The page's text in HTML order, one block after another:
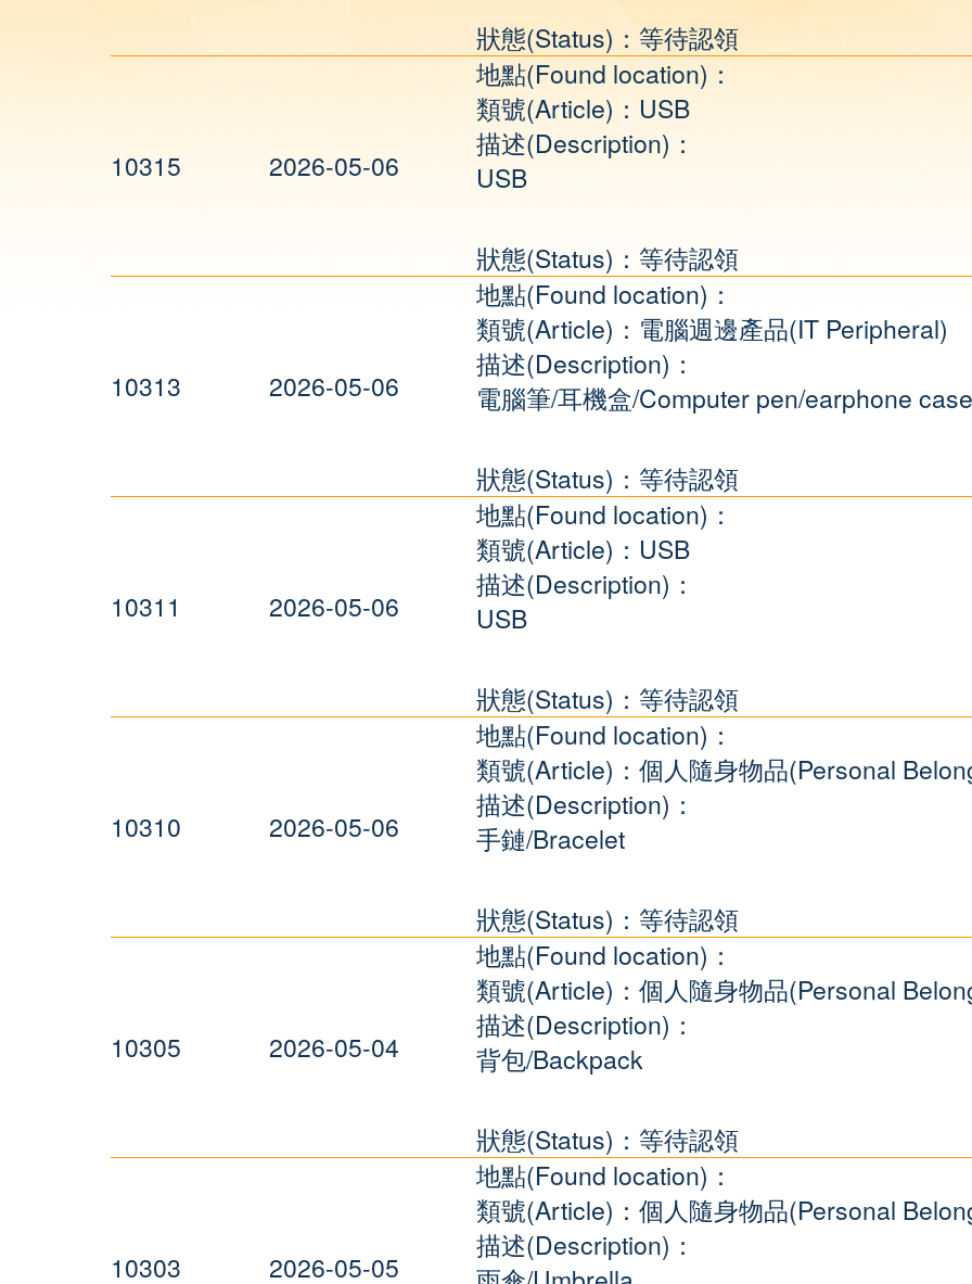
狀態(Status)：等待認領
10315 2026-05-06
地點(Found location)：
類號(Article)：USB
描述(Description)：
USB
狀態(Status)：等待認領
10313 2026-05-06
地點(Found location)：
類號(Article)：電腦週邊產品(IT Peripheral)
描述(Description)：
電腦筆/耳機盒/Computer pen/earphone case
狀態(Status)：等待認領
10311 2026-05-06
地點(Found location)：
類號(Article)：USB
描述(Description)：
USB
狀態(Status)：等待認領
10310 2026-05-06
地點(Found location)：
類號(Article)：個人隨身物品(Personal
描述(Description)：
手鏈/Bracelet
狀態(Status)：等待認領
10305 2026-05-04
地點(Found location)：
類號(Article)：個人隨身物品(Personal
描述(Description)：
背包/Backpack
狀態(Status)：等待認領
10303 2026-05-05
地點(Found location)：
類號(Article)：個人隨身物品(Personal
描述(Description)：